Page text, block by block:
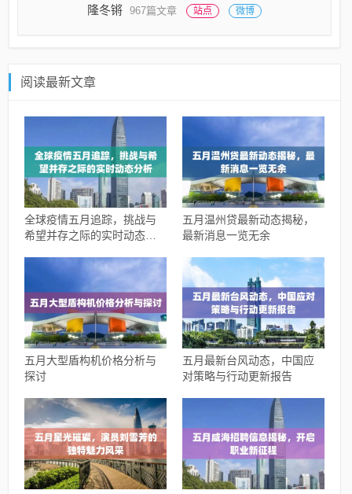
隆冬锵 967篇文章 站点 微博
阅读最新文章
全球疫情五月追踪，挑战与
希望并存之际的实时动态分
五月温州贷最新动态揭秘，
最新消息一览无余
五月大型盾构机价格分析与
探讨
五月最新台风动态，中国应
对策略与行动更新报告